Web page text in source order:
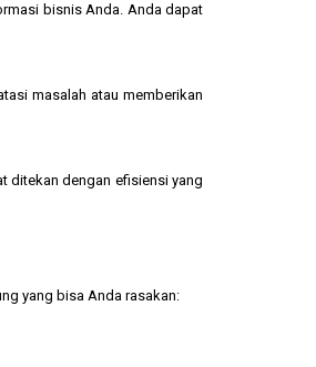
bisnis Anda. Anda dapat
masalah atau memberikan
ditekan dengan efisiensi yang
yang bisa Anda rasakan: